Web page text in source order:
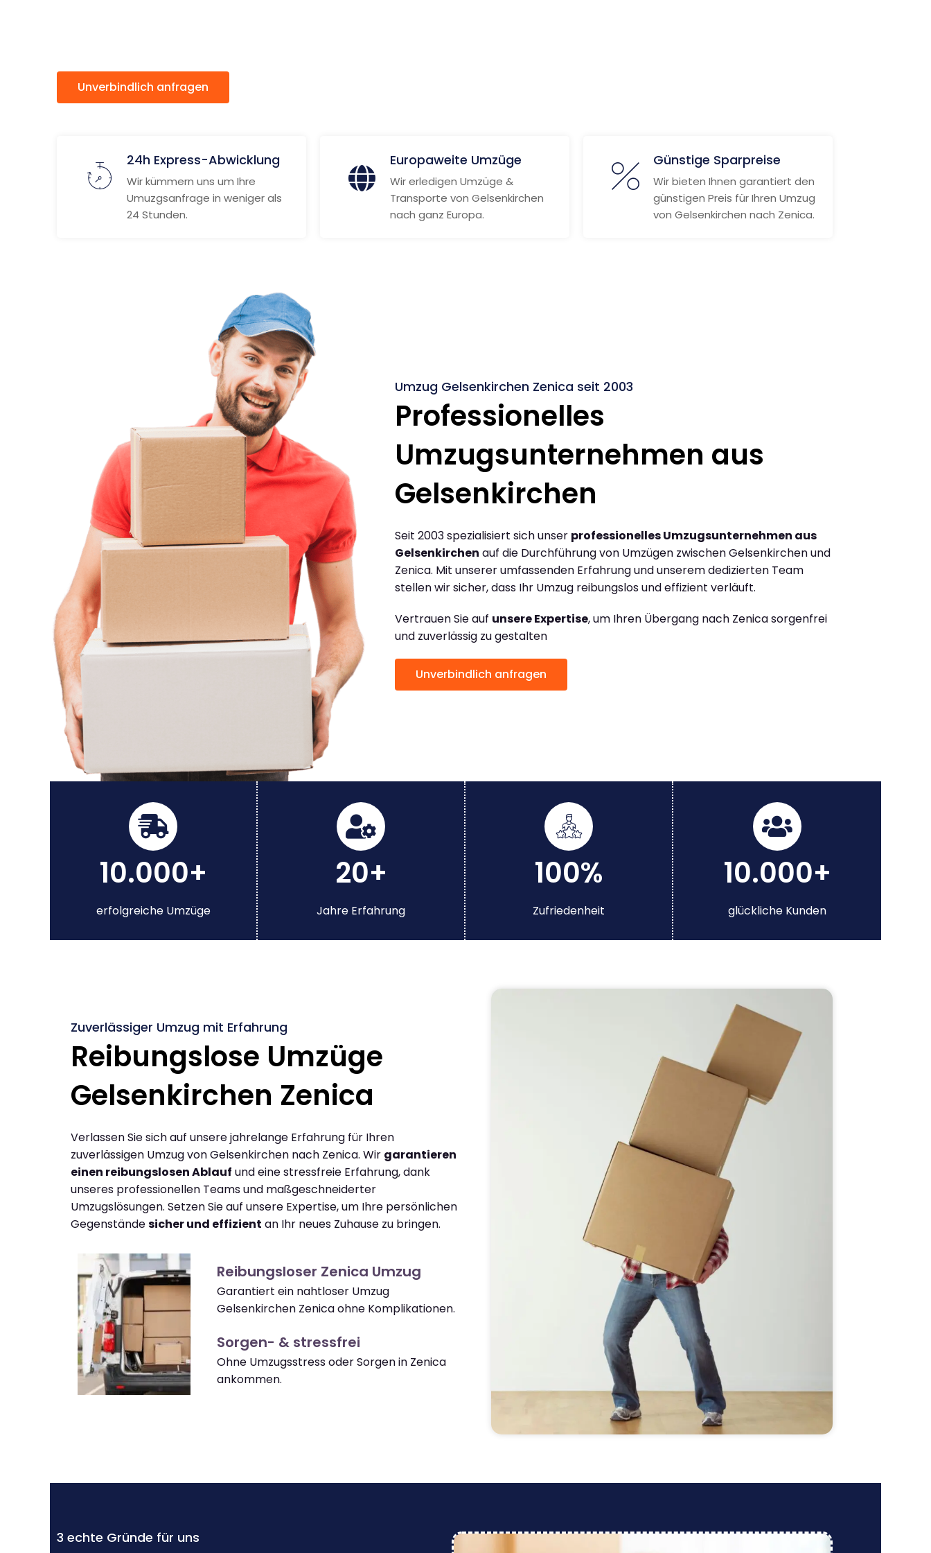
Unverbindlich anfragen
24h Express-Abwicklung
Wir kümmern uns um Ihre
Umuzgsanfrage in weniger als
24 Stunden.
Europaweite Umzüge
Wir erledigen Umzüge &
Transporte von Gelsenkirchen
nach ganz Europa.
Günstige Sparpreise
Wir bieten Ihnen garantiert den
günstigen Preis für Ihren Umzug
von Gelsenkirchen nach Zenica.
Umzug Gelsenkirchen Zenica seit 2003
Professionelles
Umzugsunternehmen aus
Gelsenkirchen
Seit 2003 spezialisiert sich unser professionelles Umzugsunternehmen aus
Gelsenkirchen auf die Durchführung von Umzügen zwischen Gelsenkirchen und
Zenica. Mit unserer umfassenden Erfahrung und unserem dedizierten Team
stellen wir sicher, dass Ihr Umzug reibungslos und effizient verläuft.
Vertrauen Sie auf unsere Expertise, um Ihren Übergang nach Zenica sorgenfrei
und zuverlässig zu gestalten
Unverbindlich anfragen
10.000+
erfolgreiche Umzüge
20+
Jahre Erfahrung
100%
Zufriedenheit
10.000+
glückliche Kunden
Zuverlässiger Umzug mit Erfahrung
Reibungslose Umzüge
Gelsenkirchen Zenica
Verlassen Sie sich auf unsere jahrelange Erfahrung für Ihren
zuverlässigen Umzug von Gelsenkirchen nach Zenica. Wir garantieren
einen reibungslosen Ablauf und eine stressfreie Erfahrung, dank
unseres professionellen Teams und maßgeschneiderter
Umzugslösungen. Setzen Sie auf unsere Expertise, um Ihre persönlichen
Gegenständesicher und effizient an Ihr neues Zuhause zu bringen.
Reibungsloser Zenica Umzug
Garantiert ein nahtloser Umzug
Gelsenkirchen Zenica ohne Komplikationen.
Sorgen- & stressfrei
Ohne Umzugsstress oder Sorgen in Zenica
ankommen.
3 echte Gründe für uns